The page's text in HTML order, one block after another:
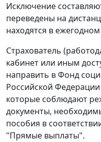
Исключение
переведены на
находятся в
Страхователь
кабинет или иным
направить в Фонд
Российской
которые соблюдают
документы,
пособия в
"Прямые выплаты".